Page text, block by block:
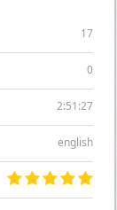
17
0
2:51:27
english